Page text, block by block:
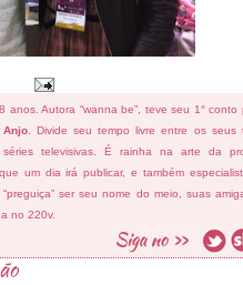
anos. Autora “wanna be”, teve seu 1° conto
. Divide seu tempo livre entre os seus
televisivas. É rainha na arte da
um dia irá publicar, e também
ser seu nome do meio, suas
no 220v.